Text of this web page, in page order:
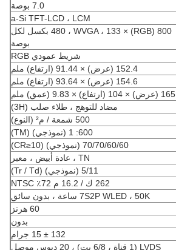
7.0 بوصة
a-Si TFT-LCD ، LCM
800 (RGB) × 480 ، WVGA ، 133 بكسل لكل
بوصة
شريط عمودي RGB
152.4 (عرض) × 91.44 (ارتفاع) ملم
154.6 (عرض) × 93.64 (ارتفاع) ملم
165 (عرض) × 104 (ارتفاع) × 9.83 (عمق) ملم
مضاد للتوهج ، طلاء صلب (3H)
500 شمعة / م² (النوع)
600: 1 (نموذجي) (TM)
70/70/60/60 (نموذجي) (CR≥10)
TN ، عادة أبيض ، معبر
5/11 (نموذجي) (Tr / Td)
262 ك / 16.2 م 72٪ NTSC
7S2P WLED ، 50K ساعة ، بدون سائق
60 هرتز
بدون
132 ± 15 جرام
LVDS (1 قناة ، 6/8 بت) ، 20 دبوس موصل